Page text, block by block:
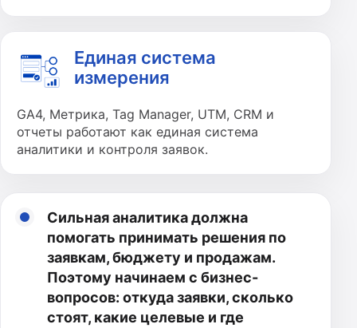
Единая система
измерения
GA4, Метрика, Tag Manager, UTM, CRM и
отчеты работают как единая система
аналитики и контроля заявок.
Сильная аналитика должна
помогать принимать решения по
заявкам, бюджету и продажам.
Поэтому начинаем с бизнес-
вопросов: откуда заявки, сколько
стоят, какие целевые и где